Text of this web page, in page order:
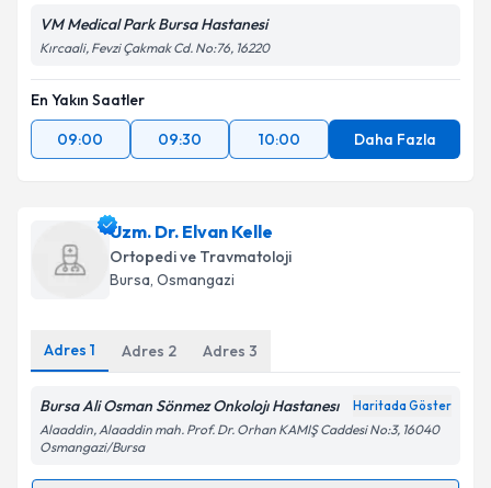
VM Medical Park Bursa Hastanesi
Kırcaali, Fevzi Çakmak Cd. No:76, 16220
En Yakın Saatler
09:00
09:30 10:00 Daha Fazla
Uzm. Dr. Elvan Kelle
Ortopedi ve Travmatoloji
Bursa, Osmangazi
Adres 1 Adres 2 Adres 3
Bursa Ali Osman Sönmez Onkolojı Hastanesı Haritada Göster
Alaaddin, Alaaddin mah. Prof. Dr. Orhan KAMIŞ Caddesi No:3, 16040
Osmangazi/Bursa